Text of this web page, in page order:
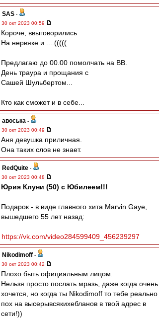
SAS -
30 окт 2023 00:59
Короче, ввыговорились
На нервяке и ....(((((
Предлагаю до 00.00 помолчать на ВВ.
День траура и прощания с
Сашей Шульбертом...
Кто как сможет и в себе...
авоська -
30 окт 2023 00:49
Аня девушка приличная.
Она таких слов не знает.
RedQuite -
30 окт 2023 00:48
Юрия Клуни (50) с Юбилеем!!!
Подарок - в виде главного хита Marvin Gaye,
вышедшего 55 лет назад:
https://vk.com/video284599409_456239297
Nikodimoff -
30 окт 2023 00:42
Плохо быть официальным лицом.
Нельзя просто послать мразь, даже когда очень
хочется, но когда ты Nikodimoff то тебе реально
пох на высерывсякихебланов в твой адрес в
сети!))